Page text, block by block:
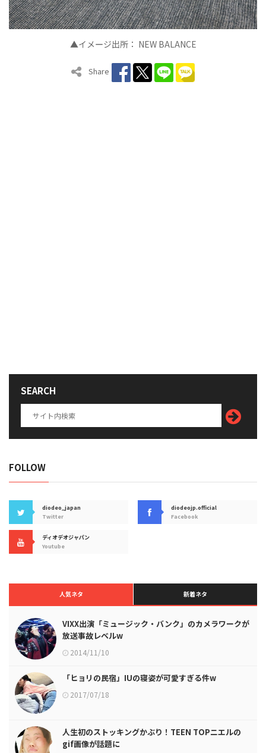
▲イメ ージ出所： NEW BALANCE
Share
SEARCH
FOLLOW
diodeo_japan
Twitter
diodeojp.official
Facebook
ディオデオジャパン
Youtube
人気ネタ 新着ネタ
VIXX出演「ミュージック・バンク」のカメラワークが
放送事故レベルw
2014/11/10
「ヒョリの民宿」IUの寝姿が可愛すぎる件w
2017/07/18
人生初のストッキングかぶり！TEEN TOPニエルの
gif画像が話題に